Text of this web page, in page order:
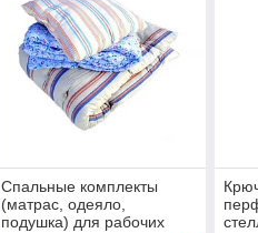
Спальные комплекты
(матрас, одеяло,
подушка) для рабочих